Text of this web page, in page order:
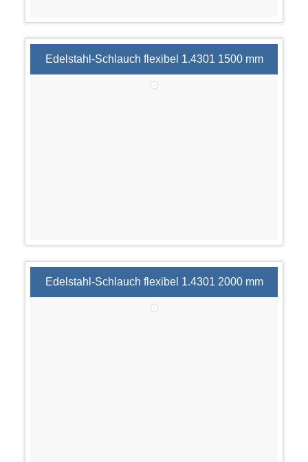
Edelstahl-Schlauch flexibel 1.4301 1500 mm
Edelstahl-Schlauch flexibel 1.4301 2000 mm